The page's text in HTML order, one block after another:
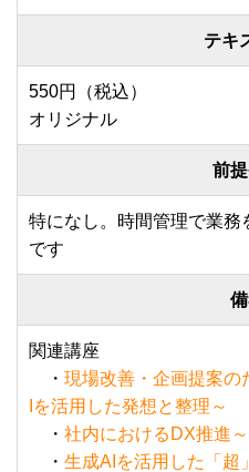
テキ
550円（税込）
オリジナル
前
特になし。時間管理で業務
です
関連講座
・ 現場改善・企画提案の
Iを活用した発想と整理～
・ 社内におけるDX推進
・ 生成AIを活用した「超